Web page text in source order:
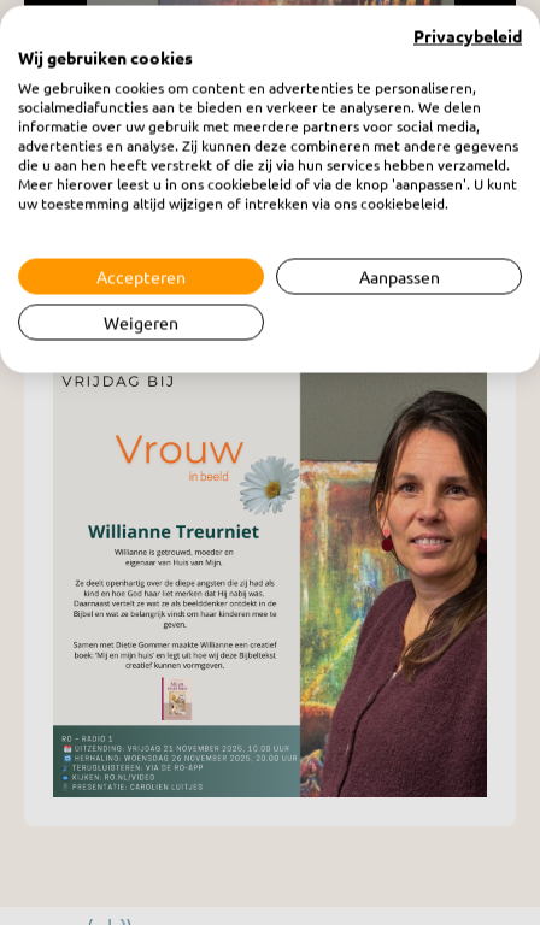
Vrouw in Beeld: Willianne Treurniet
vrijdag 21 november 2025
Privacybeleid
Wij gebruiken cookies
We gebruiken cookies om content en advertenties te personaliseren,
socialmediafuncties aan te bieden en verkeer te analyseren. We delen
informatie over uw gebruik met meerdere partners voor social media,
advertenties en analyse. Zij kunnen deze combineren met andere gegevens
die u aan hen heeft verstrekt of die zij via hun services hebben verzameld.
Meer hierover leest u in ons cookiebeleid of via de knop 'aanpassen'. U kunt
uw toestemming altijd wijzigen of intrekken via ons cookiebeleid.
Accepteren Aanpassen
Weigeren